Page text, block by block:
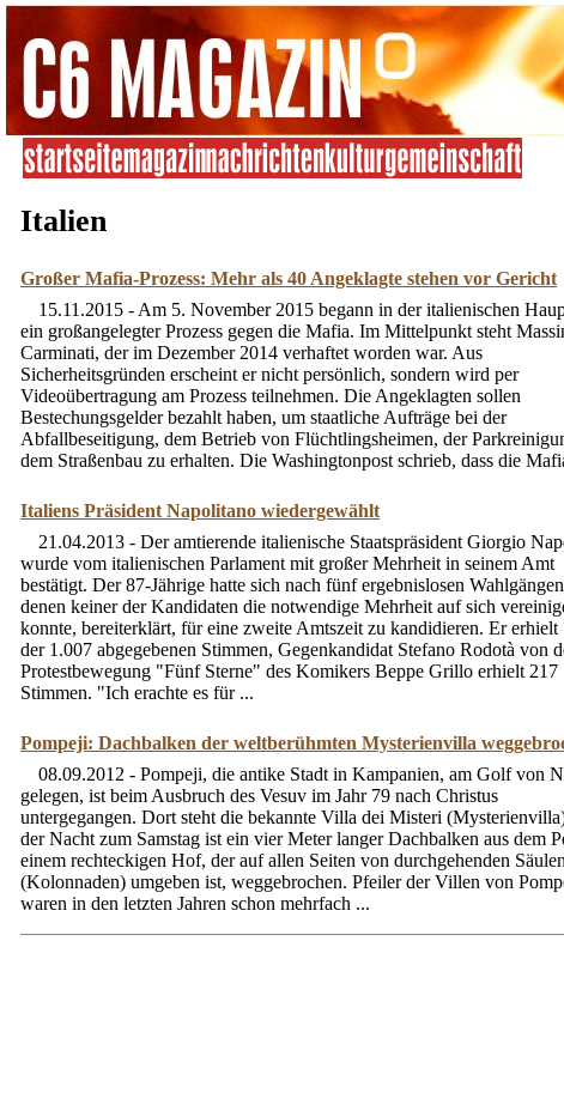
Italien
Großer Mafia-Prozess: Mehr als 40 Angeklagte stehen vor Gericht
15.11.2015 - Am 5. November 2015 begann in der italienischen
ein großangelegter Prozess gegen die Mafia. Im Mittelpunkt steht
Carminati, der im Dezember 2014 verhaftet worden war. Aus
Sicherheitsgründen erscheint er nicht persönlich, sondern wird per
Videoübertragung am Prozess teilnehmen. Die Angeklagten sollen
Bestechungsgelder bezahlt haben, um staatliche Aufträge bei der
Abfallbeseitigung, dem Betrieb von Flüchtlingsheimen, der
dem Straßenbau zu erhalten. Die Washingtonpost schrieb, dass die
Italiens Präsident Napolitano wiedergewählt
21.04.2013 - Der amtierende italienische Staatspräsident Giorgio
wurde vom italienischen Parlament mit großer Mehrheit in seinem Amt
bestätigt. Der 87-Jährige hatte sich nach fünf ergebnislosen
denen keiner der Kandidaten die notwendige Mehrheit auf sich
konnte, bereiterklärt, für eine zweite Amtszeit zu kandidieren. Er erhielt
der 1.007 abgegebenen Stimmen, Gegenkandidat Stefano Rodotà von
Protestbewegung "Fünf Sterne" des Komikers Beppe Grillo erhielt 217
Stimmen. "Ich erachte es für ...
Pompeji: Dachbalken der weltberühmten Mysterienvilla
08.09.2012 - Pompeji, die antike Stadt in Kampanien, am Golf von
gelegen, ist beim Ausbruch des Vesuv im Jahr 79 nach Christus
untergegangen. Dort steht die bekannte Villa dei Misteri
der Nacht zum Samstag ist ein vier Meter langer Dachbalken aus dem
einem rechteckigen Hof, der auf allen Seiten von durchgehenden
(Kolonnaden) umgeben ist, weggebrochen. Pfeiler der Villen von
waren in den letzten Jahren schon mehrfach ...